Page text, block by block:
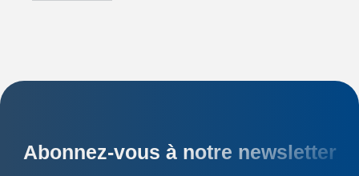
Abonnez-vous à notre newsletter